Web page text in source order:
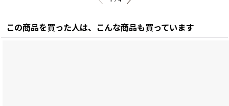
この商品を買った人は、こんな商品も買っています